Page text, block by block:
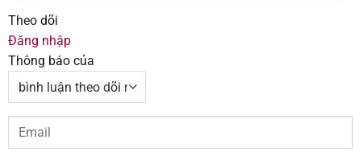
Theo dõi
Đăng nhập
Thông báo của